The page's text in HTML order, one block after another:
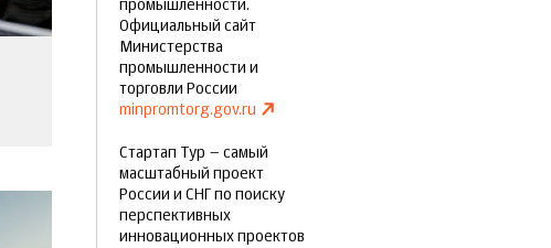
промышленности.
Официальный сайт
Министерства
промышленности и
торговли России
minpromtorg.gov.ru
Стартап Тур – самый
масштабный проект
России и СНГ по поиску
перспективных
инновационных проектов